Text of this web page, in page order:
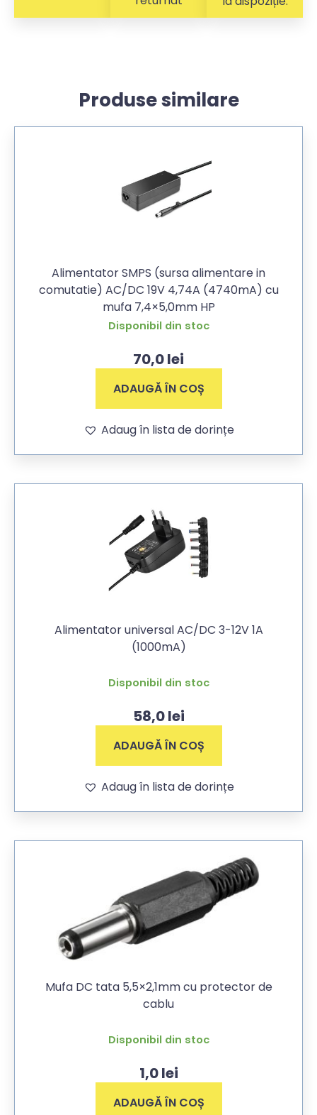
Produse similare
Alimentator SMPS (sursa alimentare in
comutatie) AC/DC 19V 4,74A (4740mA) cu
mufa 7,4×5,0mm HP
Disponibil din stoc
70,0lei
ADAUGĂ ÎN COȘ
Adaug în lista de dorințe
Alimentator universal AC/DC 3-12V 1A
(1000mA)
Disponibil din stoc
58,0lei
ADAUGĂ ÎN COȘ
Adaug în lista de dorințe
Mufa DC tata 5,5×2,1mm cu protector de
cablu
Disponibil din stoc
1,0lei
ADAUGĂ ÎN COȘ